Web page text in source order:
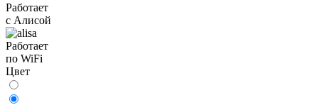
Работает
с Алисой
Работает
по WiFi
Цвет